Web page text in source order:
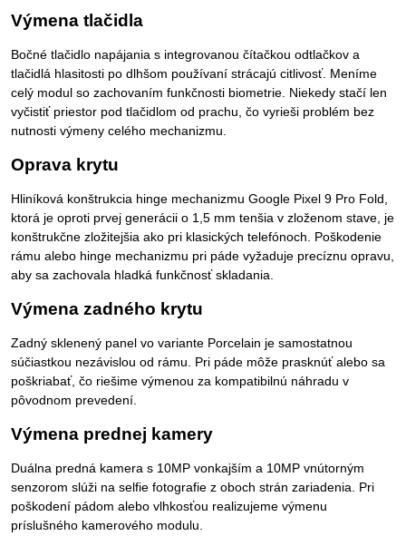
Výmena tlačidla
Bočné tlačidlo napájania s integrovanou čítačkou odtlačkov a
tlačidlá hlasitosti po dlhšom používaní strácajú citlivosť. Meníme
celý modul so zachovaním funkčnosti biometrie. Niekedy stačí len
vyčistiť priestor pod tlačidlom od prachu, čo vyrieši problém bez
nutnosti výmeny celého mechanizmu.
Oprava krytu
Hliníková konštrukcia hinge mechanizmu Google Pixel 9 Pro Fold,
ktorá je oproti prvej generácii o 1,5 mm tenšia v zloženom stave, je
konštrukčne zložitejšia ako pri klasických telefónoch. Poškodenie
rámu alebo hinge mechanizmu pri páde vyžaduje precíznu opravu,
aby sa zachovala hladká funkčnosť skladania.
Výmena zadného krytu
Zadný sklenený panel vo variante Porcelain je samostatnou
súčiastkou nezávislou od rámu. Pri páde môže prasknúť alebo sa
poškriabať, čo riešime výmenou za kompatibilnú náhradu v
pôvodnom prevedení.
Výmena prednej kamery
Duálna predná kamera s 10MP vonkajším a 10MP vnútorným
senzorom slúži na selfie fotografie z oboch strán zariadenia. Pri
poškodení pádom alebo vlhkosťou realizujeme výmenu
príslušného kamerového modulu.